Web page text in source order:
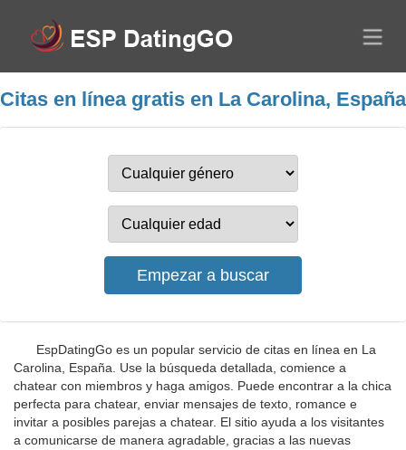
Citas en línea gratis en La Carolina, España
EspDatingGo es un popular servicio de citas en línea en La
Carolina, España. Use la búsqueda detallada, comience a
chatear con miembros y haga amigos. Puede encontrar a la chica
perfecta para chatear, enviar mensajes de texto, romance e
invitar a posibles parejas a chatear. El sitio ayuda a los visitantes
a comunicarse de manera agradable, gracias a las nuevas